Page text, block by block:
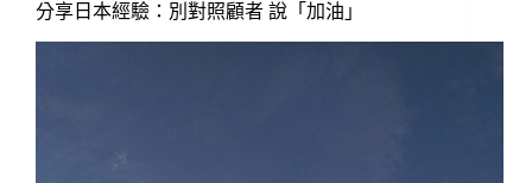
分享日本經驗：別對照顧者 說「加油」